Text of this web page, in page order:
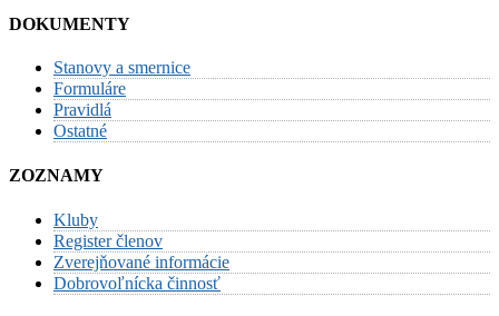
DOKUMENTY
Stanovy a smernice
Formuláre
Pravidlá
Ostatné
ZOZNAMY
Kluby
Register členov
Zverejňované informácie
Dobrovoľnícka činnosť